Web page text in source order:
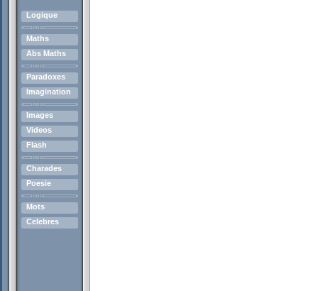
Logique
Maths
Abs Maths
Paradoxes
Imagination
Images
Videos
Flash
Charades
Poesie
Mots
Celebres